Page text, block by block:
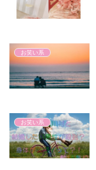
お笑い系
お笑い系